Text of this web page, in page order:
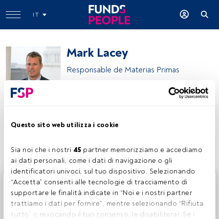
Questo sito web utilizza i cookie
Sia noi che i nostri 45 partner memorizziamo e accediamo
ai dati personali, come i dati di navigazione o gli
identificatori univoci, sul tuo dispositivo. Selezionando
“Accetta” consenti alle tecnologie di tracciamento di
supportare le finalità indicate in “Noi e i nostri partner
trattiamo i dati per fornire”, mentre selezionando “Rifiuta
tutto” o revocando il tuo consenso, le disabiliterai. Se i
IT
Mark Lacey
Responsable de Materias Primas
Condividi:
Questo è un articolo riservato agli utenti FundsPeople. Se
sei già registrato, accedi tramite il pulsante Login. Se non
hai ancora un account, ti invitiamo a registrarti per scoprire
tutti i contenuti che FundsPeople ha da offrire.